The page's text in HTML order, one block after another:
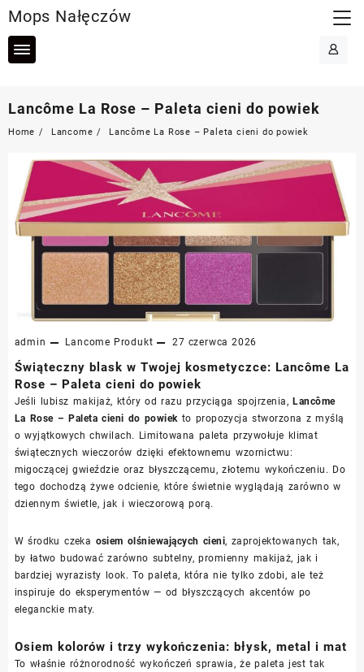
to
content
Mops Nałęczów
Lancôme La Rose – Paleta cieni do powiek
Home Lancome Lancôme La Rose – Paleta cieni do powiek
admin Lancome Produkt 27 czerwca 2026
Świąteczny blask w Twojej kosmetyczce: Lancôme La
Rose – Paleta cieni do powiek
Jeśli lubisz makijaż, który od razu przyciąga spojrzenia,Lancôme
La Rose – Paleta cieni do powiek to propozycja stworzona z myślą
o wyjątkowych chwilach. Limitowana paleta przywołuje klimat
świątecznych wieczorów dzięki efektownemu wzornictwu:
migoczącej gwieździe oraz błyszczącemu, złotemu wykończeniu. Do
tego dochodzą żywe odcienie, które świetnie wyglądają zarówno w
dziennym świetle, jak i wieczorową porą.
W środku czeka osiem olśniewających cieni, zaprojektowanych tak,
by łatwo budować zarówno subtelny, promienny makijaż, jak i
bardziej wyrazisty look. To paleta, która nie tylko zdobi, ale też
inspiruje do eksperymentów — od błyszczących akcentów po
eleganckie maty.
Osiem kolorów i trzy wykończenia: błysk, metal i mat
To właśnie różnorodność wykończeń sprawia, że paleta jest tak